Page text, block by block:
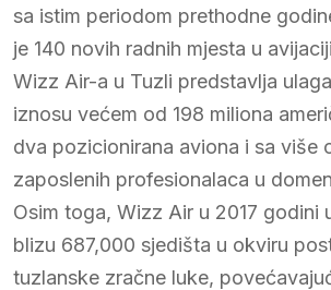
sa istim periodom prethodne
je 140 novih radnih mjesta u
Wizz Air-a u Tuzli predstavlja
iznosu većem od 198 miliona
dva pozicionirana aviona i sa više
zaposlenih profesionalaca u
Osim toga, Wizz Air u 2017 godini
blizu 687,000 sjedišta u okviru
tuzlanske zračne luke,